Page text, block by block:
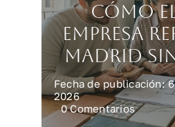
Cómo
empresa
Madrid
Fecha de publicación:
2026
0 Comentarioson
Cómo